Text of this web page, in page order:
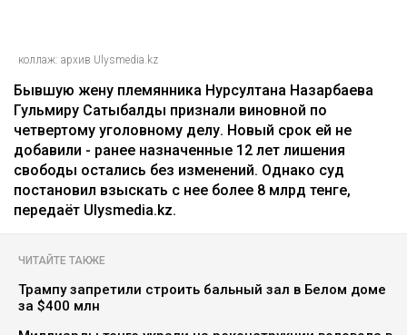
коллаж: архив Ulysmedia.kz
Бывшую жену племянника Нурсултана Назарбаева
Гульмиру Сатыбалды признали виновной по
четвертому уголовному делу. Новый срок ей не
добавили - ранее назначенные 12 лет лишения
свободы остались без изменений. Однако суд
постановил взыскать с нее более 8 млрд тенге,
передаёт Ulysmedia.kz.
ЧИТАЙТЕ ТАКЖЕ
Трампу запретили строить бальный зал в Белом доме
за $400 млн